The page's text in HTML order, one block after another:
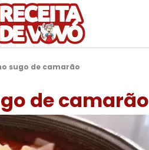
sugo de camarão
de camarão